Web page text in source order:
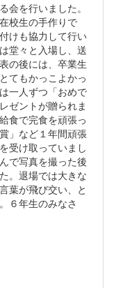
を行いました。
校生の手作りで
けも協力して行い
堂々と入場し、送
の後には、卒業生
てもかっこよかっ
一人ずつ「おめで
ゼントが贈られま
食で完食を頑張っ
」など１年間頑張
受け取っていまし
で写真を撮った後
。退場では大きな
葉が飛び交い、と
６年生のみなさ